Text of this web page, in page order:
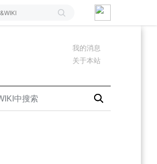
我的消息
关于本站